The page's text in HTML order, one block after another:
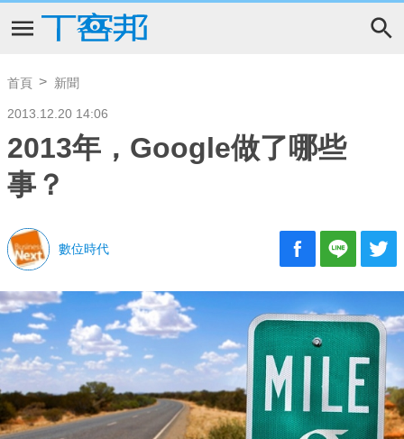
首頁 新聞
2013.12.20 14:06
2013年，Google做了哪些
事？
數位時代